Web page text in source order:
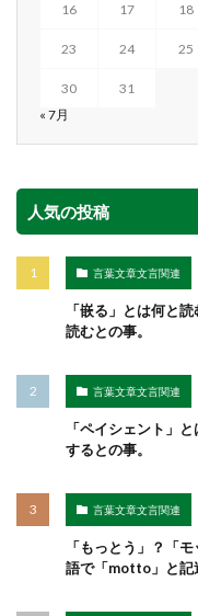
16 17 18
23 24 25
30
31
« 7月
人気の投稿
言葉文章文言関連
「嵌る」とは何と
読むとの事。
言葉文章文言関連
「ペイシェント」
するとの事。
言葉文章文言関連
「もっとう」？「
語で「motto」と記